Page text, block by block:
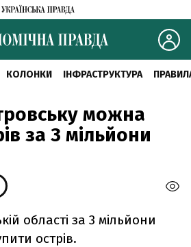
КОЛОНКИ ІНФРАСТРУКТУРА
можна
за 3 мільйони
області за 3 мільйони
острів.